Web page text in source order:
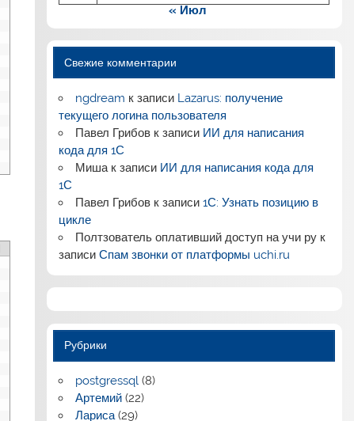
« Июл
Свежие комментарии
ngdream к записи Lazarus: получение
текущего логина пользователя
Павел Грибов к записи ИИ для написания
кода для 1С
Мишак записи ИИ для написания кода для
1С
Павел Грибов к записи1С: Узнать позицию в
цикле
Полтзователь оплативший доступ на учи ру к
записиСпам звонки от платформы uchi.ru
Рубрики
postgressql (8)
Артемий (22)
Лариса(29)